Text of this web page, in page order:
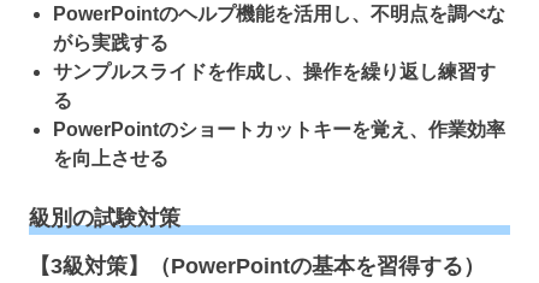
PowerPointのヘルプ機能を活用し、不明点を調べな
がら実践する
サンプルスライドを作成し、操作を繰り返し練習す
る
PowerPointのショートカットキーを覚え、作業効率
を向上させる
級別の試験対策
【3級対策】（PowerPointの基本を習得する）